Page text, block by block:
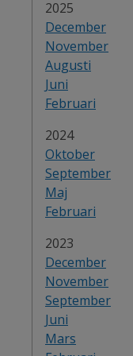
År:
2025
December
November
Augusti
Juni
Februari
År:
2024
Oktober
September
Maj
Februari
År:
2023
December
November
September
Juni
Mars